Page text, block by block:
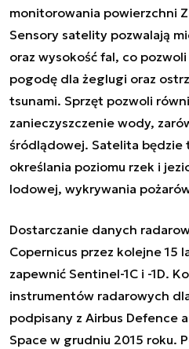
monitorowania powierzchni
Sensory satelity pozwalają
oraz wysokość fal, co
pogodę dla żeglugi oraz
tsunami. Sprzęt pozwoli
zanieczyszczenie wody,
śródlądowej. Satelita będzie
określania poziomu rzek i
lodowej, wykrywania
Dostarczanie danych
Copernicus przez kolejne 15
zapewnić Sentinel-1C i -1D.
instrumentów radarowych
podpisany z Airbus Defence
Space w grudniu 2015 roku.